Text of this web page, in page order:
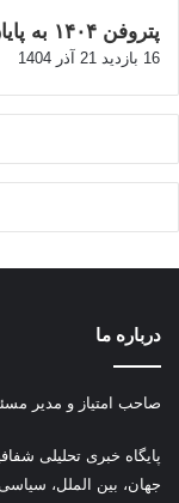
پتروفن ۱۴۰۴ به پایان رسید
16 بازدید 21 آذر 1404
درباره ما
صاحب امتیاز و مدیر
پایگاه خبری تحلیلی
جهان، بین الملل،